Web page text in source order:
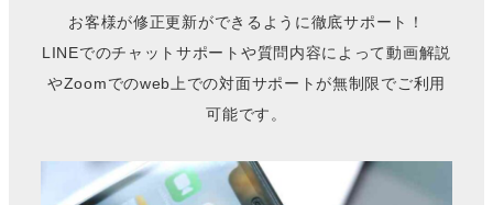
お客様が修正更新ができるように徹底サポート！
LINEでのチャットサポートや質問内容によって動画解説
やZoomでのweb上での対面サポートが無制限でご利用
可能です。